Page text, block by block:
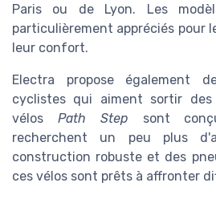
Paris ou de Lyon. Les
particulièrement appréciés pour
leur confort.
Electra propose également
cyclistes qui aiment sortir
vélos Path Step sont
recherchent un peu plus
construction robuste et des
ces vélos sont prêts à affronter